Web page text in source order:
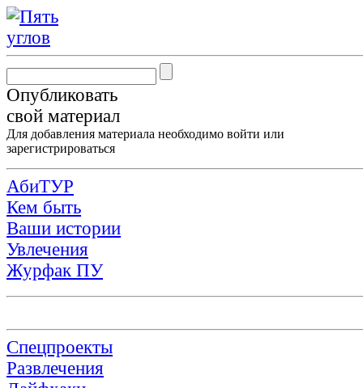
Опубликовать
свой материал
Для добавления материала необходимо войти или
зарегистрироваться
АбиТУР
Кем быть
Ваши истории
Увлечения
Журфак ПУ
Спецпроекты
Развлечения